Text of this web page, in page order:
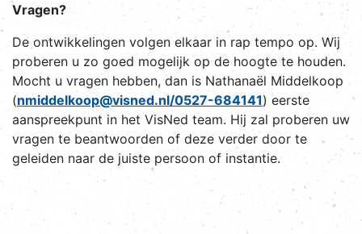
Vragen?
De ontwikkelingen volgen elkaar in rap tempo op. Wij
proberen u zo goed mogelijk op de hoogte te houden.
Mocht u vragen hebben, dan is Nathanaël Middelkoop
(nmiddelkoop@visned.nl/0527-684141) eerste
aanspreekpunt in het VisNed team. Hij zal proberen uw
vragen te beantwoorden of deze verder door te
geleiden naar de juiste persoon of instantie.